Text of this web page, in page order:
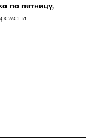
по пятницу,